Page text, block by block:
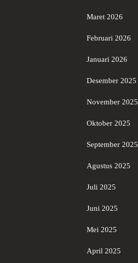
Maret 2026
Februari 2026
Januari 2026
Desember 2025
November 2025
Oktober 2025
September 2025
Agustus 2025
Juli 2025
Juni 2025
Mei 2025
April 2025